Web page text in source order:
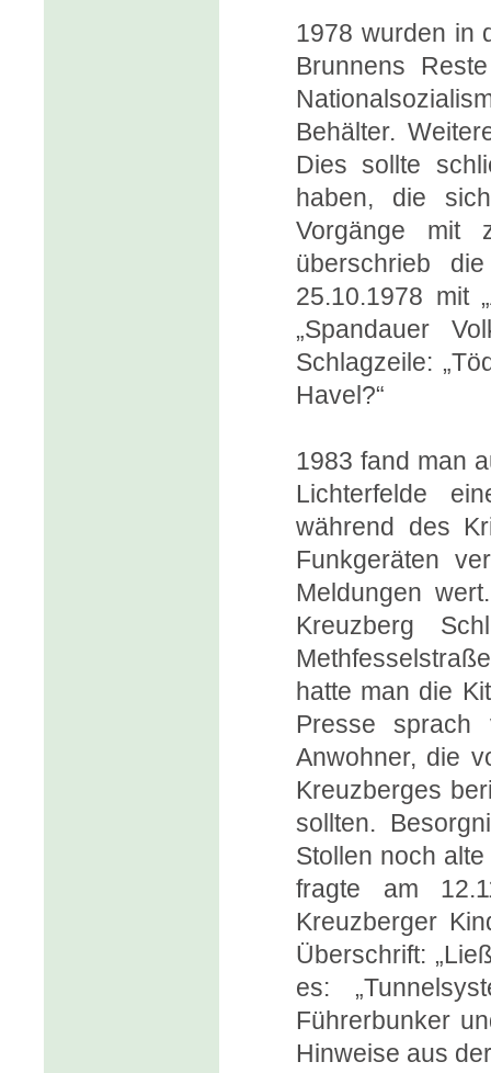
1978 wurden in
Brunnens
Behälter.
Dies sollte
haben, die
Vorgänge mit
überschrieb
25.10.1978 mit
„Spandauer
Schlagzeile:
Havel?“
1983 fand man
Lichterfelde
während des
Funkgeräten
Meldungen
Kreuzberg
hatte man die
Presse sprach
Anwohner, die
Kreuzberges
sollten.
Stollen noch
fragte am
Kreuzberger
Überschrift:
es:
Führerbunker
Hinweise aus